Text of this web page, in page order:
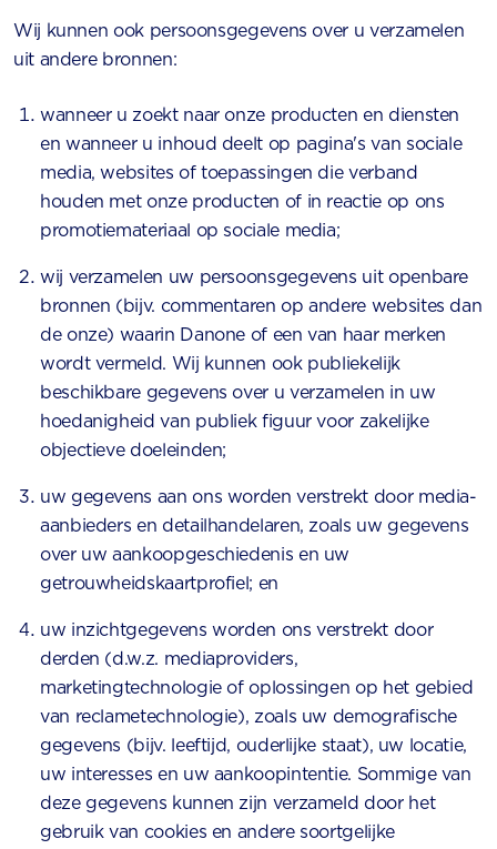
Wij kunnen ook persoonsgegevens over u verzamelen
uit andere bronnen:
wanneer u zoekt naar onze producten en diensten
en wanneer u inhoud deelt op pagina's van sociale
media, websites of toepassingen die verband
houden met onze producten of in reactie op ons
promotiemateriaal op sociale media;
wij verzamelen uw persoonsgegevens uit openbare
bronnen (bijv. commentaren op andere websites dan
de onze) waarin Danone of een van haar merken
wordt vermeld. Wij kunnen ook publiekelijk
beschikbare gegevens over u verzamelen in uw
hoedanigheid van publiek figuur voor zakelijke
objectieve doeleinden;
uw gegevens aan ons worden verstrekt door media-
aanbieders en detailhandelaren, zoals uw gegevens
over uw aankoopgeschiedenis en uw
getrouwheidskaartprofiel; en
uw inzichtgegevens worden ons verstrekt door
derden (d.w.z. mediaproviders,
marketingtechnologie of oplossingen op het gebied
van reclametechnologie), zoals uw demografische
gegevens (bijv. leeftijd, ouderlijke staat), uw locatie,
uw interesses en uw aankoopintentie. Sommige van
deze gegevens kunnen zijn verzameld door het
gebruik van cookies en andere soortgelijke